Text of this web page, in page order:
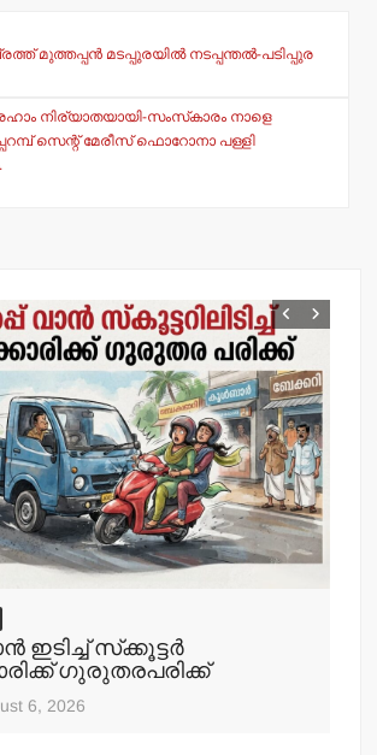
മുത്തപ്പന്‍ മടപ്പുരയില്‍ നടപ്പന്തല്‍-പടിപ്പുര
നിര്യാതയായി-സംസ്‌കാരം നാളെ
സെന്റ് മേരീസ് ഫൊറോനാ പള്ളി
ഇടിച്ച് സ്‌ക്കൂട്ടര്‍
ഗുരുതരപരിക്ക്
6, 2026